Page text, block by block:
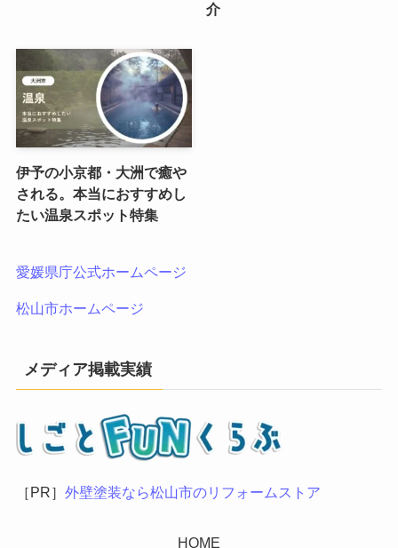
介
伊予の小京都・大洲で癒や
される。本当におすすめし
たい温泉スポット特集
愛媛県庁公式ホームページ
松山市ホームページ
メディア掲載実績
［PR］ 外壁塗装なら松山市のリフォームストア
HOME